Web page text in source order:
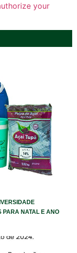
your
PARA NATAL E ANO